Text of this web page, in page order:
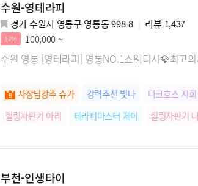
수원-영테라피
경기 수원시 영통구 영통동 998-8 리뷰 1,437
17% 100,000 ~
수원 영통 [영테라피] 영통NO.1스웨디시💎최고
사장님강추 슈가 강력추천 빛나 다크호스 지희
힐링자판기 아리
테라피마스터 제이 힐링자판기
부천-인생타이